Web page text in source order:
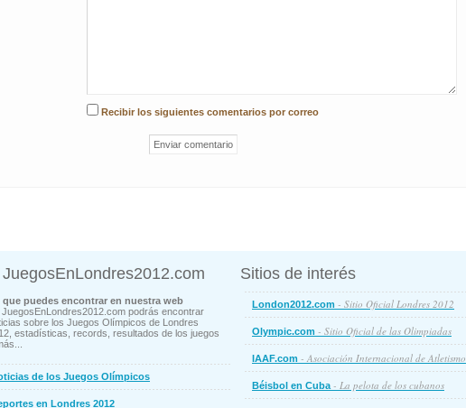
Recibir los siguientes comentarios por correo
JuegosEnLondres2012.com
que puedes encontrar en nuestra web
JuegosEnLondres2012.com podrás encontrar
sobre los Juegos Olímpicos de Londres
estadísticas, records, resultados de los juegos
de los Juegos Olímpicos
en Londres 2012
Sitios de interés
London2012.com - Sitio Oficial Londres 2012
Olympic.com - Sitio Oficial de las Olimpiadas
IAAF.com - Asociación Internacional de Atletismo
Béisbol en Cuba- La pelota de los cubanos